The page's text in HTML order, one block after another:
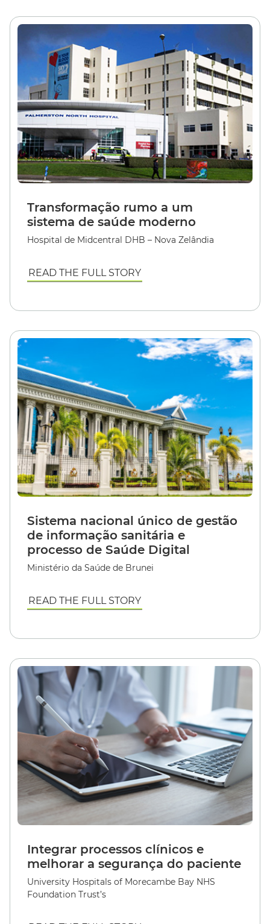
Transformação rumo a um
sistema de saúde moderno
Hospital de Midcentral DHB – Nova Zelândia
READ THE FULL STORY
Sistema nacional único de gestão
de informação sanitária e
processo de Saúde Digital
Ministério da Saúde de Brunei
READ THE FULL STORY
Integrar processos clínicos e
melhorar a segurança do paciente
University Hospitals of Morecambe Bay NHS
Foundation Trust’s